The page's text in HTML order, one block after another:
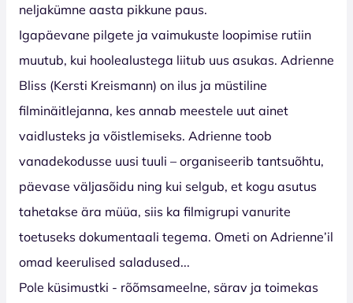
neljakümne aasta pikkune paus.
Igapäevane pilgete ja vaimukuste loopimise rutiin
muutub, kui hoolealustega liitub uus asukas. Adrienne
Bliss (Kersti Kreismann) on ilus ja müstiline
filminäitlejanna, kes annab meestele uut ainet
vaidlusteks ja võistlemiseks. Adrienne toob
vanadekodusse uusi tuuli – organiseerib tantsuõhtu,
päevase väljasõidu ning kui selgub, et kogu asutus
tahetakse ära müüa, siis ka filmigrupi vanurite
toetuseks dokumentaali tegema. Ometi on Adrienne’il
omad keerulised saladused...
Pole küsimustki - rõõmsameelne, särav ja toimekas